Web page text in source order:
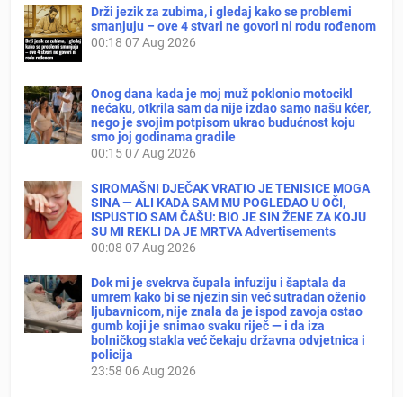
Drži jezik za zubima, i gledaj kako se problemi
smanjuju – ove 4 stvari ne govori ni rodu rođenom
00:18 07 Aug 2026
Onog dana kada je moj muž poklonio motocikl
nećaku, otkrila sam da nije izdao samo našu kćer,
nego je svojim potpisom ukrao budućnost koju
smo joj godinama gradile
00:1507 Aug 2026
SIROMAŠNI DJEČAK VRATIO JE TENISICE MOGA
SINA — ALI KADA SAM MU POGLEDAO U OČI,
ISPUSTIO SAM ČAŠU: BIO JE SIN ŽENE ZA KOJU
SU MI REKLI DA JE MRTVA Advertisements
00:08 07 Aug 2026
Dok mi je svekrva čupala infuziju i šaptala da
umrem kako bi se njezin sin već sutradan oženio
ljubavnicom, nije znala da je ispod zavoja ostao
gumb koji je snimao svaku riječ — i da iza
bolničkog stakla već čekaju državna odvjetnica i
policija
23:58 06 Aug 2026